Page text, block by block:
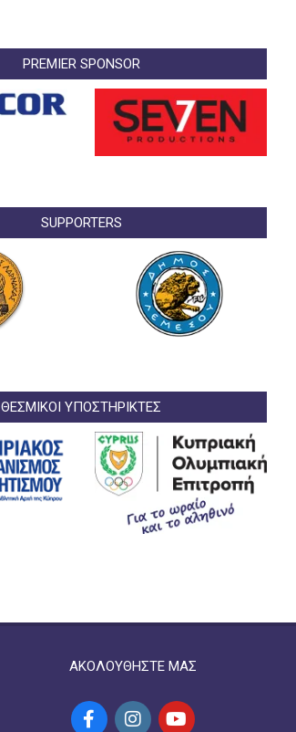
PREMIER SPONSOR
SUPPORTERS
ΘΕΣΜΙΚΟΙ ΥΠΟΣΤΗΡΙΚΤΕΣ
ΑΚΟΛΟΥΘΗΣΤΕ ΜΑΣ